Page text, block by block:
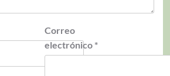
Correo
electrónico *